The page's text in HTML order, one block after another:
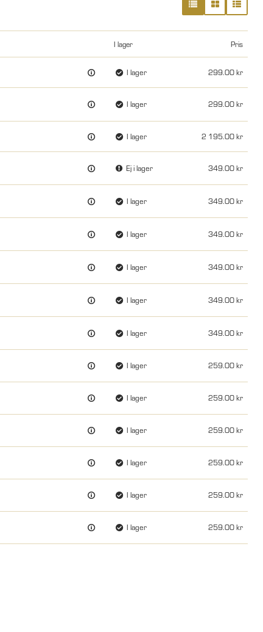
I lager Pris
I lager 299.00
I lager 299.00
I lager 2 195.00
Ej i lager 349.00
I lager 349.00
I lager 349.00
I lager 349.00
I lager 349.00
I lager 349.00
I lager 259.00
I lager 259.00
I lager 259.00
I lager 259.00
I lager 259.00
I lager 259.00